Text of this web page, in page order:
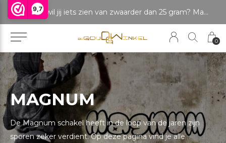
9,7
0
LET OP: wil jij iets zien van zwaarder dan 25 gram? Maak dan een afspraak om het product te bekijken. Producten boven de 25 gram NIET aanwezig in winkel.
MAGNUM
De Magnum schakel heeft in de loop van de jaren zijn
sporen zeker verdient. Op deze pagina vind je alle